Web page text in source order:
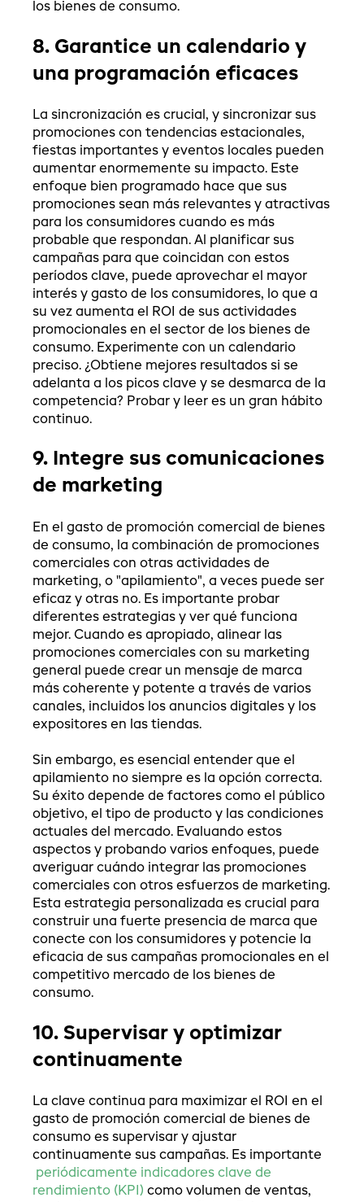
los bienes de consumo.
8. Garantice un calendario y
una programación eficaces
La sincronización es crucial, y sincronizar sus
promociones con tendencias estacionales,
fiestas importantes y eventos locales pueden
aumentar enormemente su impacto. Este
enfoque bien programado hace que sus
promociones sean más relevantes y atractivas
para los consumidores cuando es más
probable que respondan. Al planificar sus
campañas para que coincidan con estos
períodos clave, puede aprovechar el mayor
interés y gasto de los consumidores, lo que a
su vez aumenta el ROI de sus actividades
promocionales en el sector de los bienes de
consumo. Experimente con un calendario
preciso. ¿Obtiene mejores resultados si se
adelanta a los picos clave y se desmarca de la
competencia? Probar y leer es un gran hábito
continuo.
9. Integre sus comunicaciones
de marketing
En el gasto de promoción comercial de bienes
de consumo, la combinación de promociones
comerciales con otras actividades de
marketing, o "apilamiento", a veces puede ser
eficaz y otras no. Es importante probar
diferentes estrategias y ver qué funciona
mejor. Cuando es apropiado, alinear las
promociones comerciales con su marketing
general puede crear un mensaje de marca
más coherente y potente a través de varios
canales, incluidos los anuncios digitales y los
expositores en las tiendas.
Sin embargo, es esencial entender que el
apilamiento no siempre es la opción correcta.
Su éxito depende de factores como el público
objetivo, el tipo de producto y las condiciones
actuales del mercado. Evaluando estos
aspectos y probando varios enfoques, puede
averiguar cuándo integrar las promociones
comerciales con otros esfuerzos de marketing.
Esta estrategia personalizada es crucial para
construir una fuerte presencia de marca que
conecte con los consumidores y potencie la
eficacia de sus campañas promocionales en el
competitivo mercado de los bienes de
consumo.
10. Supervisar y optimizar
continuamente
La clave continua para maximizar el ROI en el
gasto de promoción comercial de bienes de
consumo es supervisar y ajustar
continuamente sus campañas. Es importante
periódicamente indicadores clave de
rendimiento (KPI) como volumen de ventas,